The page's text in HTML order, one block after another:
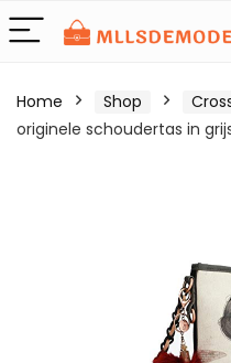
Home Shop
originele schoudertas in